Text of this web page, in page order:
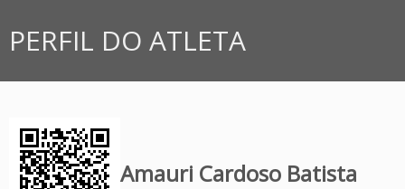
PERFIL DO ATLETA
Amauri Cardoso Batista